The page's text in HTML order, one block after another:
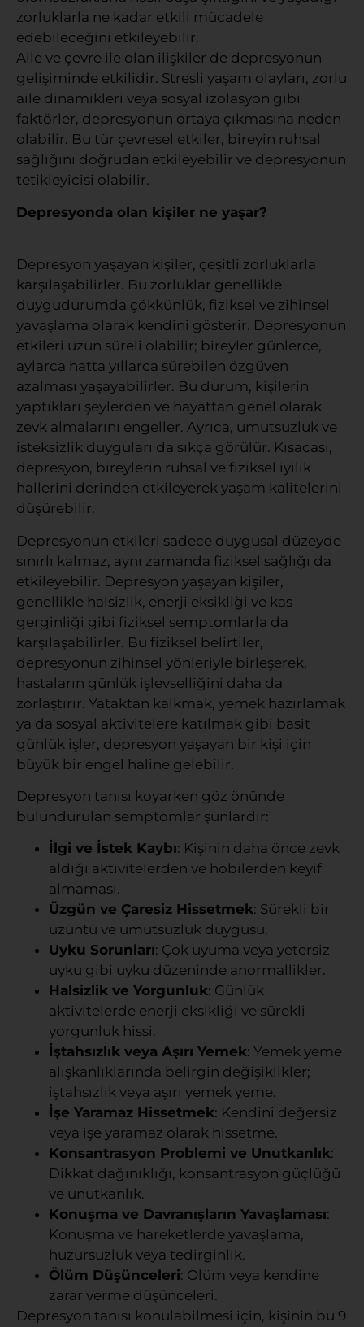
zorluklarla ne kadar etkili mücadele
edebileceğini etkileyebilir.
Aile ve çevre ile olan ilişkiler de depresyonun
gelişiminde etkilidir. Stresli yaşam olayları, zorlu
aile dinamikleri veya sosyal izolasyon gibi
faktörler, depresyonun ortaya çıkmasına neden
olabilir. Bu tür çevresel etkiler, bireyin ruhsal
sağlığını doğrudan etkileyebilir ve depresyonun
tetikleyicisi olabilir.
Depresyonda olan kişiler ne yaşar?
Depresyon yaşayan kişiler, çeşitli zorluklarla
karşılaşabilirler. Bu zorluklar genellikle
duygudurumda çökkünlük, fiziksel ve zihinsel
yavaşlama olarak kendini gösterir. Depresyonun
etkileri uzun süreli olabilir; bireyler günlerce,
aylarca hatta yıllarca sürebilen özgüven
azalması yaşayabilirler. Bu durum, kişilerin
yaptıkları şeylerden ve hayattan genel olarak
zevk almalarını engeller. Ayrıca, umutsuzluk ve
isteksizlik duyguları da sıkça görülür. Kısacası,
depresyon, bireylerin ruhsal ve fiziksel iyilik
hallerini derinden etkileyerek yaşam kalitelerini
düşürebilir.
Depresyonun etkileri sadece duygusal düzeyde
sınırlı kalmaz, aynı zamanda fiziksel sağlığı da
etkileyebilir. Depresyon yaşayan kişiler,
genellikle halsizlik, enerji eksikliği ve kas
gerginliği gibi fiziksel semptomlarla da
karşılaşabilirler. Bu fiziksel belirtiler,
depresyonun zihinsel yönleriyle birleşerek,
hastaların günlük işlevselliğini daha da
zorlaştırır. Yataktan kalkmak, yemek hazırlamak
ya da sosyal aktivitelere katılmak gibi basit
günlük işler, depresyon yaşayan bir kişi için
büyük bir engel haline gelebilir.
Depresyon tanısı koyarken göz önünde
bulundurulan semptomlar şunlardır:
İlgi ve İstek Kaybı: Kişinin daha önce zevk
aldığı aktivitelerden ve hobilerden keyif
almaması.
Üzgün ve Çaresiz Hissetmek: Sürekli bir
üzüntü ve umutsuzluk duygusu.
Uyku Sorunları: Çok uyuma veya yetersiz
uyku gibi uyku düzeninde anormallikler.
Halsizlik ve Yorgunluk: Günlük
aktivitelerde enerji eksikliği ve sürekli
yorgunluk hissi.
İştahsızlık veya Aşırı Yemek: Yemek yeme
alışkanlıklarında belirgin değişiklikler;
iştahsızlık veya aşırı yemek yeme.
İşe Yaramaz Hissetmek: Kendini değersiz
veya işe yaramaz olarak hissetme.
Konsantrasyon Problemi ve Unutkanlık:
Dikkat dağınıklığı, konsantrasyon güçlüğü
ve unutkanlık.
Konuşma ve Davranışların Yavaşlaması:
Konuşma ve hareketlerde yavaşlama,
huzursuzluk veya tedirginlik.
Ölüm Düşünceleri: Ölüm veya kendine
zarar verme düşünceleri.
Depresyon tanısı konulabilmesi için, kişinin bu 9